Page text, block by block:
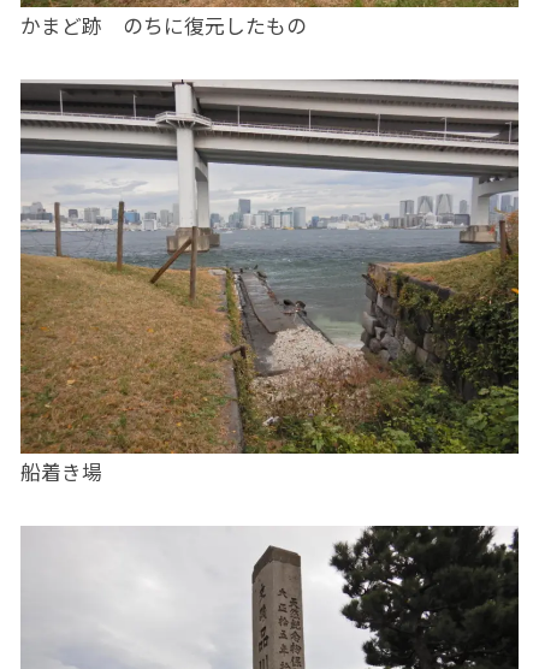
かまど跡 のちに復元したもの
船着き場